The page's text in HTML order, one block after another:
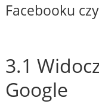
Facebooku
3.1
Google